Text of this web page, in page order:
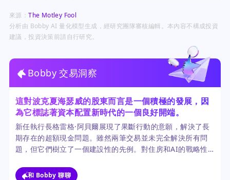
來源：The Motley Fool
分析由 Bobby AI 量化模型生成，經研究團隊審核編輯。本內容不構成投資
建議，投資決策前請自行研究。
Bobby 交易洞察
這對波克夏海瑟威的股東而言是一個積極的發展，因
為它標誌著資本配置新時代的一個良好開端。
新任執行長格雷格·阿貝爾展現了果斷行動的意願，解決了長
期存在的超額現金問題。雖然兩筆交易並未完全解決所有問
題，但它們樹立了一個建設性的先例。對住房和AI的戰略性
和 Bobby 聊聊